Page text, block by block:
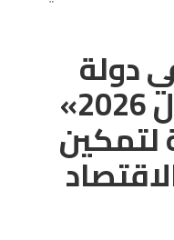
دولة
الإمارات (EFE-UAE) تطلق برنامج «أجيال 2026»
لتمكين